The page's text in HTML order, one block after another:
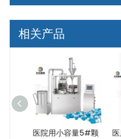
相关产品
医用硬胶囊高产量自